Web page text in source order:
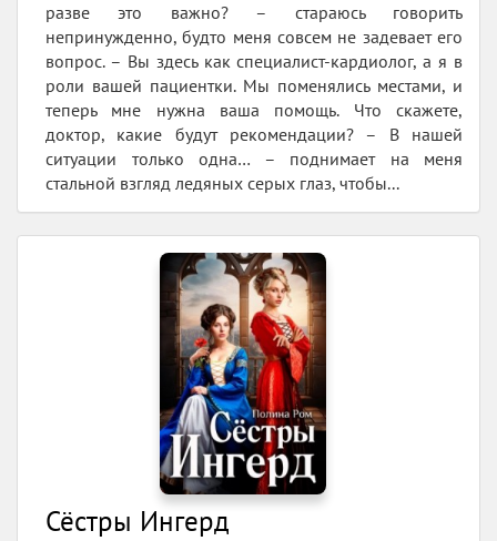
разве это важно? – стараюсь говорить
непринужденно, будто меня совсем не задевает его
вопрос. – Вы здесь как специалист-кардиолог, а я в
роли вашей пациентки. Мы поменялись местами, и
теперь мне нужна ваша помощь. Что скажете,
доктор, какие будут рекомендации? – В нашей
ситуации только одна… – поднимает на меня
стальной взгляд ледяных серых глаз, чтобы...
Сёстры Ингерд